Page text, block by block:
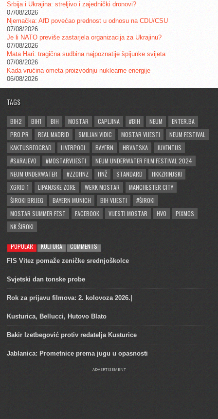
Srbija i Ukrajina: streljivo i zajednički dronovi?
07/08/2026
Njemačka: AfD povećao prednost u odnosu na CDU/CSU
07/08/2026
Je li NATO previše zastarjela organizacija za Ukrajinu?
07/08/2026
Mata Hari: tragična sudbina najpoznatije špijunke svijeta
07/08/2026
Kada vrućina ometa proizvodnju nuklearne energije
06/08/2026
TAGS
BIH2 BIH1 BIH MOSTAR CAPLJINA #BIH NEUM
ENTER.BA
PRO.PR
REAL MADRID SMILJAN VIDIC MOSTAR VIJESTI
NEUM FESTIVAL
KAKTUSBEOGRAD
LIVERPOOL BAYERN HRVATSKA
JUVENTUS
#SARAJEVO
#MOSTARVIJESTI
NEUM UNDERWATER FILM FESTIVAL 2024
NEUM UNDERWATER
#ZZOHNZ HNŽ STANDARD
HKKZRINJSKI
XGRID-1
LIPANJSKE ZORE WERK MOSTAR
MANCHESTER CITY
ŠIROKI BRIJEG
BAYERN MUNICH BIH VIJESTI
#ŠIROKI
MOSTAR SUMMER FEST
FACEBOOK VIJESTI MOSTAR HVO
PIXMOS
NK ŠIROKI
POPULAR KULTURA COMMENTS
FIS Vitez pomaže zeničke srednjoškolce
Svjetski dan tonske probe
Rok za prijavu filmova: 2. kolovoza 2026.|
Kusturica, Bellucci, Hutovo Blato
Bakir Izetbegović protiv redatelja Kusturice
Jablanica: Prometnice prema jugu u opasnosti
ADVERTISEMENT